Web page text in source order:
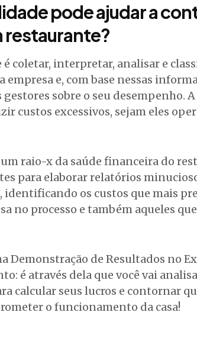
pode ajudar a
restaurante?
coletar, interpretar, analisar e
e, com base nessas
sobre o seu desempenho.
custos excessivos, sejam eles
raio-x da saúde financeira do
para elaborar relatórios
identificando os custos que mais
no processo e também aqueles
Demonstração de Resultados no
é através dela que você vai
calcular seus lucros e contornar
o funcionamento da casa!